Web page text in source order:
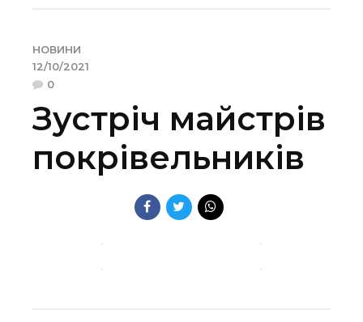
НОВИНИ
12/10/2021
0
Зустріч майстрів
покрівельників